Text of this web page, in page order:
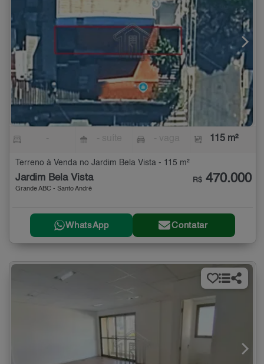
115 m²
Terreno à Venda no Jardim Bela Vista - 115 m²
Jardim Bela Vista
Grande ABC - Santo André
R$ 470.000
WhatsApp Contatar